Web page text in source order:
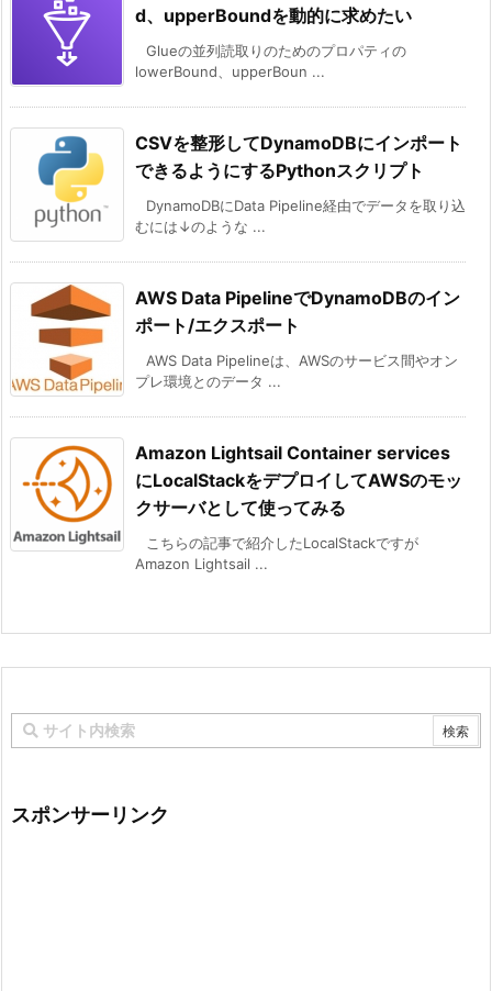
d、upperBoundを動的に求めたい
Glueの並列読取りのためのプロパティの
lowerBound、upperBoun ...
CSVを整形してDynamoDBにインポート
できるようにするPythonスクリプト
DynamoDBにData Pipeline経由でデータを取り込
むには↓のような ...
AWS Data PipelineでDynamoDBのイン
ポート/エクスポート
AWS Data Pipelineは、AWSのサービス間やオン
プレ環境とのデータ ...
Amazon Lightsail Container services
にLocalStackをデプロイしてAWSのモッ
クサーバとして使ってみる
こちらの記事で紹介したLocalStackですが
Amazon Lightsail ...
スポンサーリンク